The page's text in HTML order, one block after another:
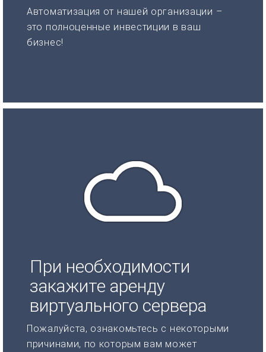
Автоматизация от нашей организации –
это полноценные инвестиции в ваш
бизнес!
При необходимости
закажите аренду
виртуального сервера
Пожалуйста, ознакомьтесь с некоторыми
причинами, по которым вам может